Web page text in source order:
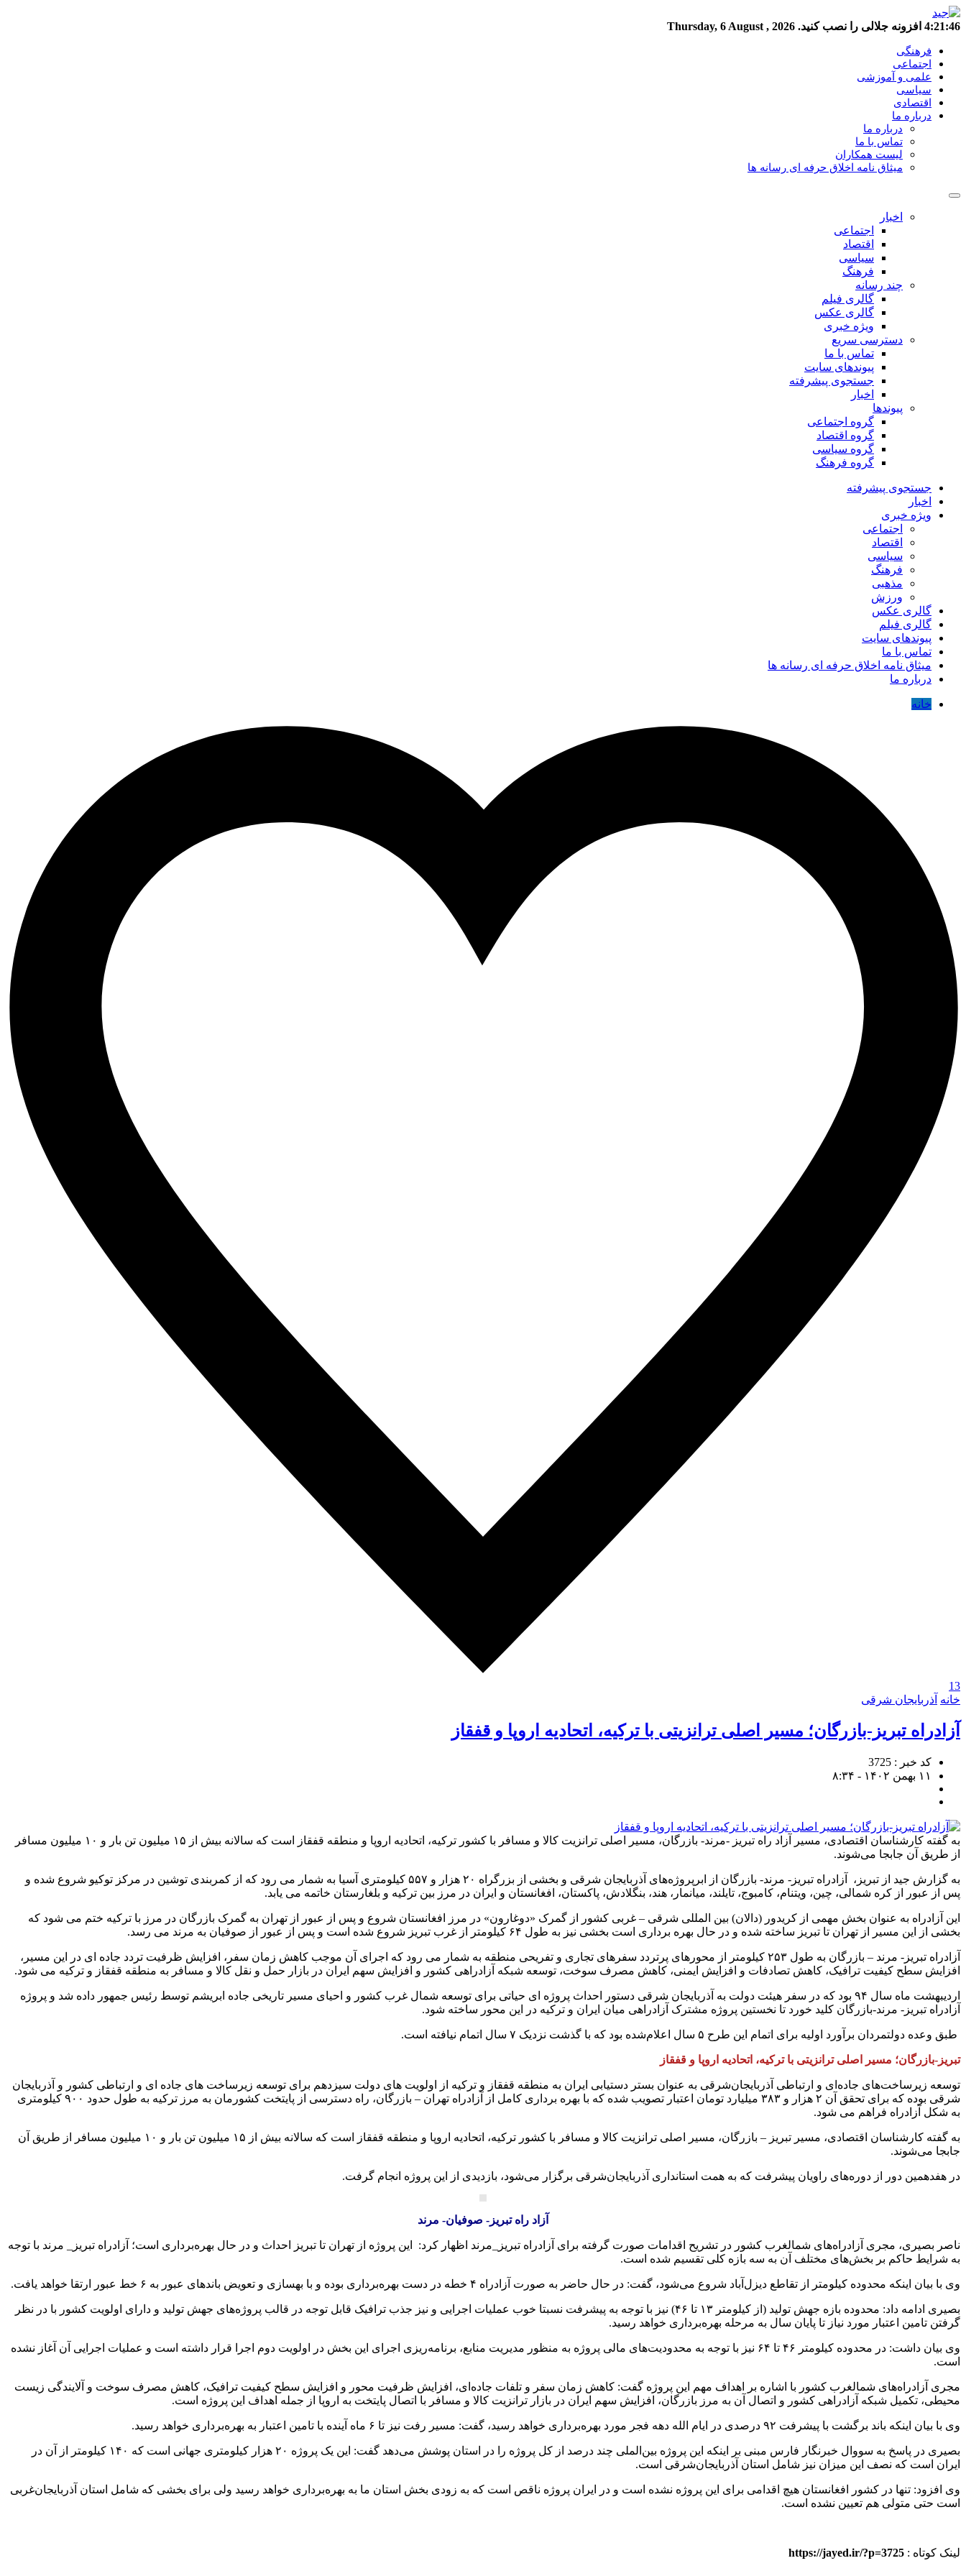
4:21:47 افزونه جلالی را نصب کنید. Thursday, 6 August , 2026
فرهنگی
اجتماعی
علمی و آموزشی
سیاسی
اقتصادی
درباره ما
درباره ما
تماس با ما
لیست همکاران
میثاق نامه اخلاق حرفه ای رسانه ها
اخبار
اجتماعی
اقتصاد
سیاسی
فرهنگ
چند رسانه
گالری فیلم
گالری عکس
ویژه خبری
دسترسی سریع
تماس با ما
پیوندهای سایت
جستجوی پیشرفته
اخبار
پیوندها
گروه اجتماعی
گروه اقتصاد
گروه سیاسی
گروه فرهنگ
جستجوی پیشرفته
اخبار
ویژه خبری
اجتماعی
اقتصاد
سیاسی
فرهنگ
مذهبی
ورزش
گالری عکس
گالری فیلم
پیوندهای سایت
تماس با ما
میثاق نامه اخلاق حرفه ای رسانه ها
درباره ما
خانه
13
خانه آذربایجان شرقی
آزادراه تبریز-بازرگان؛ مسیر اصلی ترانزیتی با ترکیه، اتحادیه اروپا و قفقاز
کد خبر : 3725
۱۱ بهمن ۱۴۰۲ - ۸:۳۴
به گفته کارشناسان اقتصادی، مسیر آزاد راه تبریز -مرند- بازرگان، مسیر اصلی ترانزیت کالا و مسافر با کشور ترکیه، اتحادیه اروپا و منطقه قفقاز است که سالانه بیش از ۱۵ میلیون تن بار و ۱۰ میلیون مسافر
از طریق آن جابجا می‌شوند.
به گزارش جید از تبریز، آزادراه تبریز- مرند- بازرگان از ابرپروژه‌های آذربایجان شرقی و بخشی از بزرگراه ۲۰ هزار و ۵۵۷ کیلومتری آسیا به شمار می رود که از کمربندی توشین در مرکز توکیو شروع شده و
پس از عبور از کره شمالی، چین، ویتنام، کامبوج، تایلند، میانمار، هند، بنگلادش، پاکستان، افغانستان و ایران در مرز بین ترکیه و بلغارستان خاتمه می یابد.
این آزادراه به عنوان بخش مهمی از کریدور (دالان) بین المللی شرقی – غربی کشور از گمرک «دوغارون» در مرز افغانستان شروع و پس از عبور از تهران به گمرک بازرگان در مرز با ترکیه ختم می شود که
بخشی از این مسیر از تهران تا تبریز ساخته شده و در حال بهره برداری است بخشی نیز به طول ۶۴ کیلومتر از غرب تبریز شروع شده است و پس از عبور از صوفیان به مرند می رسد.
آزادراه تبریز- مرند – بازرگان به طول ۲۵۳ کیلومتر از محورهای پرتردد سفرهای تجاری و تفریحی منطقه به شمار می رود که اجرای آن موجب کاهش زمان سفر، افزایش ظرفیت تردد جاده ای در این مسیر،
افزایش سطح کیفیت ترافیک، کاهش تصادفات و افزایش ایمنی، کاهش مصرف سوخت، توسعه شبکه آزادراهی کشور و افزایش سهم ایران در بازار حمل و نقل کالا و مسافر به منطقه قفقاز و ترکیه می شود.
اردیبهشت ماه سال ۹۴ بود که در سفر هیئت دولت به آذربایجان شرقی دستور احداث پروژه ای حیاتی برای توسعه شمال غرب کشور و احیای مسیر تاریخی جاده ابریشم توسط رئیس جمهور داده شد و پروژه
آزادراه تبریز- مرند-بازرگان کلید خورد تا نخستین پروژه مشترک آزادراهی میان ایران و ترکیه در این محور ساخته شود.
طبق وعده دولتمردان برآورد اولیه برای اتمام این طرح ۵ سال اعلام‌شده بود که با گذشت نزدیک ۷ سال اتمام نیافته است.
تبریز-بازرگان؛ مسیر اصلی ترانزیتی با ترکیه، اتحادیه اروپا و قفقاز
توسعه زیرساخت‌های جاده‌ای و ارتباطی آذربایجان‌شرقی به عنوان بستر دستیابی ایران به منطقه قفقاز و ترکیه از اولویت های دولت سیزدهم برای توسعه زیرساخت های جاده ای و ارتباطی کشور و آذربایجان
شرقی بوده که برای تحقق آن ۲ هزار و ۳۸۳ میلیارد تومان اعتبار تصویب شده که با بهره برداری کامل از آزادراه تهران – بازرگان، راه دسترسی از پایتخت کشورمان به مرز ترکیه به طول حدود ۹۰۰ کیلومتری
به شکل آزادراه فراهم می شود.
به گفته کارشناسان اقتصادی، مسیر تبریز – بازرگان، مسیر اصلی ترانزیت کالا و مسافر با کشور ترکیه، اتحادیه اروپا و منطقه قفقاز است که سالانه بیش از ۱۵ میلیون تن بار و ۱۰ میلیون مسافر از طریق آن
جابجا می‌شوند.
در هفدهمین دور از دوره‌های راویان پیشرفت که به همت استانداری آذربایجان‌شرقی برگزار می‌شود، بازدیدی از این پروژه انجام گرفت.
آزاد راه تبریز- صوفیان- مرند
ناصر بصیری، مجری آزادراه‌های شمالغرب کشور در تشریح اقدامات صورت گرفته برای آزادراه تبریز_مرند اظهار کرد: این پروژه از تهران تا تبریز احداث و در حال بهره‌برداری است؛ آزادراه تبریز_ مرند با توجه
به شرایط حاکم بر بخش‌های مختلف آن به سه بازه کلی تقسیم شده است.
وی با بیان اینکه محدوده کیلومتر از تقاطع دیزل‌آباد شروع می‌شود، گفت: در حال حاضر به صورت آزادراه ۴ خطه در دست بهره‌برداری بوده و با بهسازی و تعویض باندهای عبور به ۶ خط عبور ارتقا خواهد یافت.
بصیری ادامه داد: محدوده بازه جهش تولید (از کیلومتر ۱۳ تا ۴۶) نیز با توجه به پیشرفت نسبتا خوب عملیات اجرایی و نیز جذب ترافیک قابل توجه در قالب پروژه‌های جهش تولید و دارای اولویت کشور با در نظر
گرفتن تامین اعتبار مورد نیاز تا پایان سال به مرحله بهره‌برداری خواهد رسید.
وی بیان داشت: در محدوده کیلومتر ۴۶ تا ۶۴ نیز با توجه به محدودیت‌های مالی پروژه به منظور مدیریت منابع، برنامه‌ریزی اجرای این بخش در اولویت دوم اجرا قرار داشته است و عملیات اجرایی آن آغاز نشده
است.
مجری آزادراه‌های شمالغرب کشور با اشاره بر اهداف مهم این پروژه گفت: کاهش زمان سفر و تلفات جاده‌ای، افزایش ظرفیت محور و افزایش سطح کیفیت ترافیک، کاهش مصرف سوخت و آلایندگی زیست
محیطی، تکمیل شبکه آزادراهی کشور و اتصال آن به مرز بازرگان، افزایش سهم ایران در بازار ترانزیت کالا و مسافر با اتصال پایتخت به اروپا از جمله اهداف این پروژه است.
وی با بیان اینکه باند برگشت با پیشرفت ۹۲ درصدی در ایام الله دهه فجر مورد بهره‌برداری خواهد رسید، گفت: مسیر رفت نیز تا ۶ ماه آینده با تامین اعتبار به بهره‌برداری خواهد رسید.
بصیری در پاسخ به سووال خبرنگار فارس مبنی بر اینکه این پروژه بین‌الملی چند درصد از کل پروژه را در استان پوشش می‌دهد گفت: این یک پروژه ۲۰ هزار کیلومتری جهانی است که ۱۴۰ کیلومتر از آن در
ایران است که نصف این میزان نیز شامل استان آذربایجان‌شرقی است.
وی افزود: تنها در کشور افغانستان هیچ اقدامی برای این پروژه نشده است و در ایران پروژه ناقص است که به زودی بخش استان ما به بهره‌برداری خواهد رسید ولی برای بخشی که شامل استان آذربایجان‌غربی
است حتی متولی هم تعیین نشده است.
لینک کوتاه : https://jayed.ir/?p=3725